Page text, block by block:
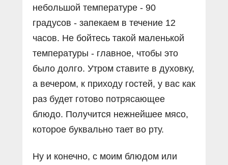
небольшой температуре - 90
градусов - запекаем в течение 12
часов. Не бойтесь такой маленькой
температуры - главное, чтобы это
было долго. Утром ставите в духовку,
а вечером, к приходу гостей, у вас как
раз будет готово потрясающее
блюдо. Получится нежнейшее мясо,
которое буквально тает во рту.
Ну и конечно, с моим блюдом или